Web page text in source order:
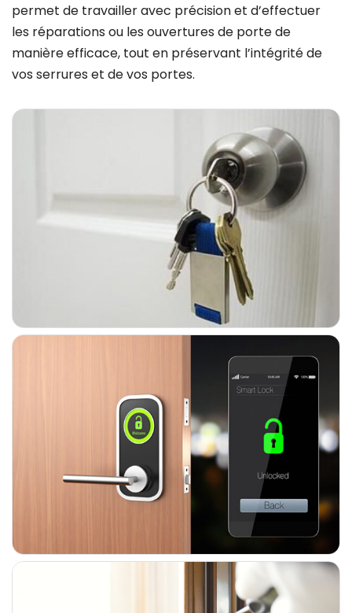
permet de travailler avec précision et d’effectuer
les réparations ou les ouvertures de porte de
manière efficace, tout en préservant l’intégrité de
vos serrures et de vos portes.